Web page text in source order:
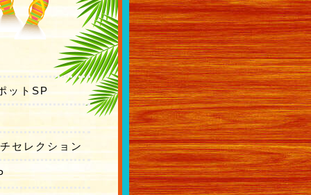
ットSP
セレクション